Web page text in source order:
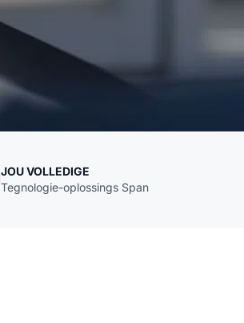
JOU VOLLEDIGE
Tegnologie-oplossings Span